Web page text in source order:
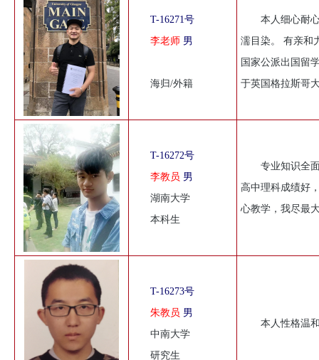
T-16271号
李老师 男
海归/外籍
本人细心耐
濡目染。 有亲和
国家公派出国留
于英国格拉斯哥
T-16272号
李教员 男
湖南大学
本科生
专业知识全
高中理科成绩好
心教学，我尽最
T-16273号
朱教员 男
中南大学
研究生
本人性格温